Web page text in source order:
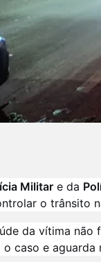
Militar e da
o trânsito
da vítima não
caso e